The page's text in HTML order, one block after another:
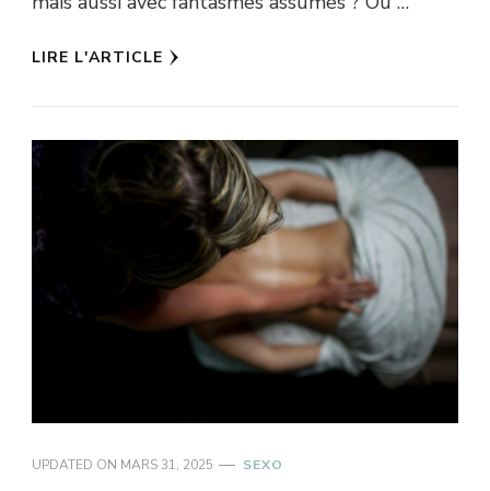
LIRE L'ARTICLE
UPDATED ON MARS 31, 2025 SEXO